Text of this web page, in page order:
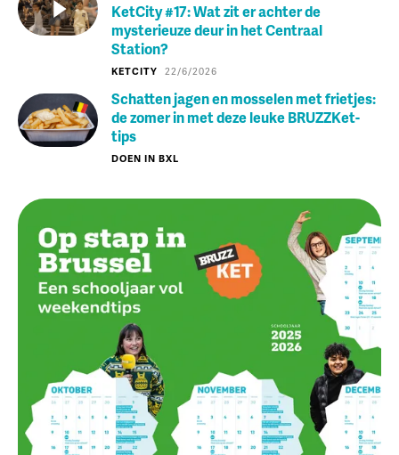
KetCity #17: Wat zit er achter de
mysterieuze deur in het Centraal
Station?
KETCITY 22/6/2026
Schatten jagen en mosselen met frietjes:
de zomer in met deze leuke BRUZZKet-
tips
DOEN IN BXL